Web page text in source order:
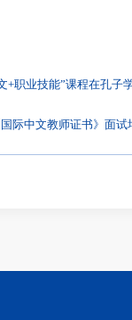
+职业技能”课程在孔子
际中文教师证书》面